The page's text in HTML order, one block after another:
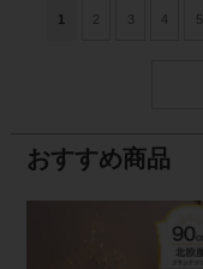
1 2 3 4 5
おすすめ商品